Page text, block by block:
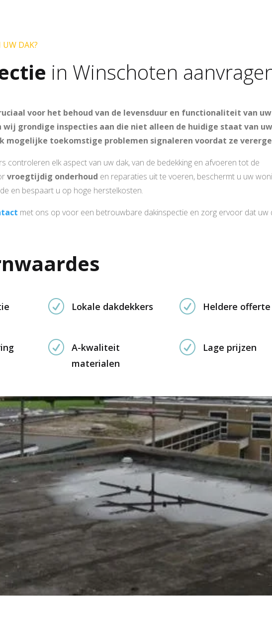
DAK?
in Winschoten
voor het behoud van de levensduur en functionaliteit van
wij grondige inspecties aan die niet alleen de huidige staat van
mogelijke toekomstige problemen signaleren voordat ze
controleren elk aspect van uw dak, van de bedekking en afvoeren tot de
vroegtijdig onderhoud en reparaties uit te voeren, beschermt u uw
en bespaart u op hoge herstelkosten.
met ons op voor een betrouwbare dakinspectie en zorg ervoor dat uw
R Lokale dakdekkers R Heldere offerte
R
A-kwaliteit
materialen
R Lage prijzen